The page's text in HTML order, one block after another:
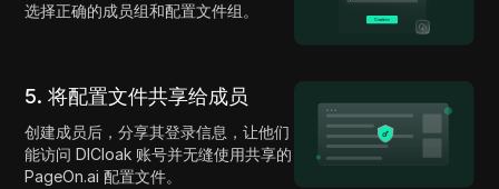
选择正确的成员组和配置文件组。
5. 将配置文件共享给成员
创建成员后，分享其登录信息，让他们
能访问 DICloak 账号并无缝使用共享的
PageOn.ai 配置文件。